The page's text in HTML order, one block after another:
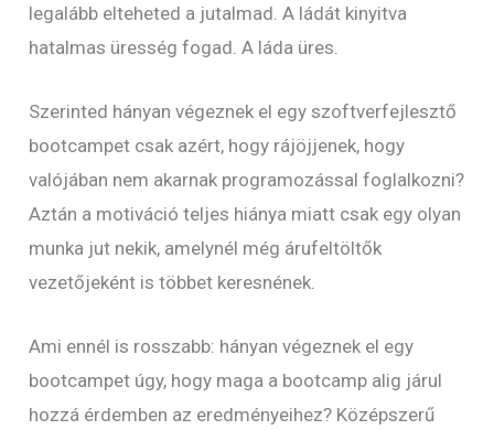
legalább elteheted a jutalmad. A ládát kinyitva
hatalmas üresség fogad. A láda üres.
Szerinted hányan végeznek el egy szoftverfejlesztő
bootcampet csak azért, hogy rájöjjenek, hogy
valójában nem akarnak programozással foglalkozni?
Aztán a motiváció teljes hiánya miatt csak egy olyan
munka jut nekik, amelynél még árufeltöltők
vezetőjeként is többet keresnének.
Ami ennél is rosszabb: hányan végeznek el egy
bootcampet úgy, hogy maga a bootcamp alig járul
hozzá érdemben az eredményeihez? Középszerű